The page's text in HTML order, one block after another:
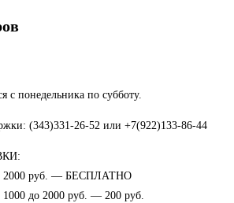
с понедельника по субботу.
(343)331-26-52 или +7(922)133-86-44
2000 руб. — БЕСПЛАТНО
1000 до 2000 руб. — 200 руб.